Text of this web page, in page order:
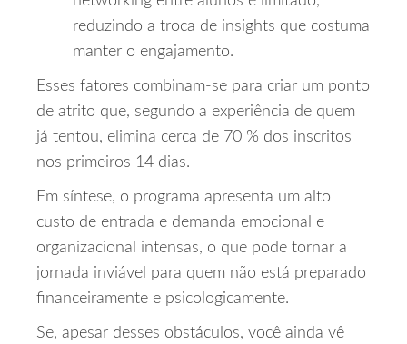
reduzindo a troca de insights que costuma
manter o engajamento.
Esses fatores combinam‑se para criar um ponto
de atrito que, segundo a experiência de quem
já tentou, elimina cerca de 70 % dos inscritos
nos primeiros 14 dias.
Em síntese, o programa apresenta um alto
custo de entrada e demanda emocional e
organizacional intensas, o que pode tornar a
jornada inviável para quem não está preparado
financeiramente e psicologicamente.
Se, apesar desses obstáculos, você ainda vê